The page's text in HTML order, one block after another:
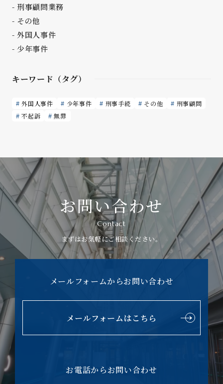
刑事顧問業務
その他
外国人事件
少年事件
キーワード（タグ）
外国人事件 少年事件 刑事手続 その他
刑事顧問
不起訴
無罪
お問い合わせ
Contact
まずはお気軽にご相談ください。
メールフォームからお問い合わせ
メールフォームはこちら
お電話からお問い合わせ